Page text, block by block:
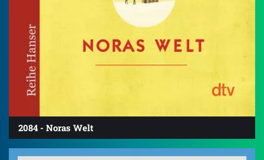
2084 - Noras Welt